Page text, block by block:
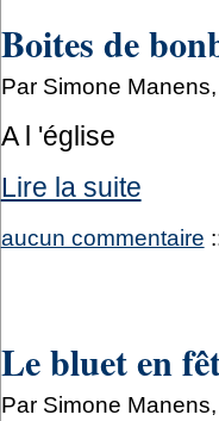
Boites de
Par Simone
A l 'église
Lire la suite
aucun commentaire
Le bluet en
Par Simone